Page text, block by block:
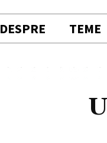
DESPRE TEME